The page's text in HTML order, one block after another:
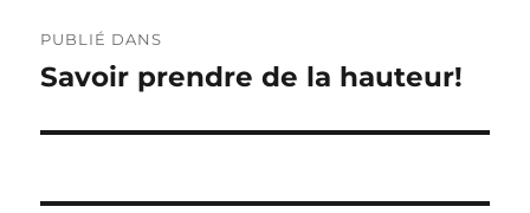
de
PUBLIÉ DANS
Savoir prendre de la hauteur!